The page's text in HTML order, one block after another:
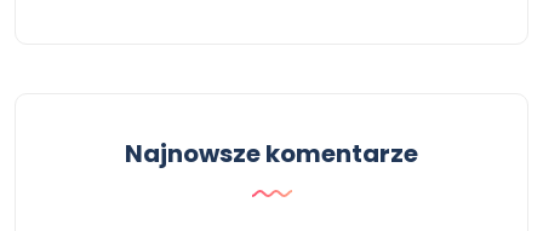
Najnowsze komentarze